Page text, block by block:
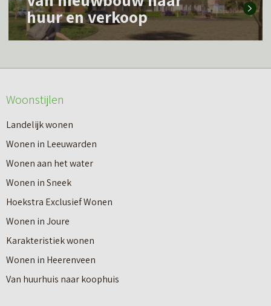
e
o
e
r
I
n
8
s
t
a
p
p
e
s
e
o
v
e
r
V
a
n
n
huur en verkoop
Woonstijlen
Landelijk wonen
Wonen in Leeuwarden
Wonen aan het water
Wonen in Sneek
Hoekstra Exclusief Wonen
Wonen in Joure
Karakteristiek wonen
Wonen in Heerenveen
Van huurhuis naar koophuis